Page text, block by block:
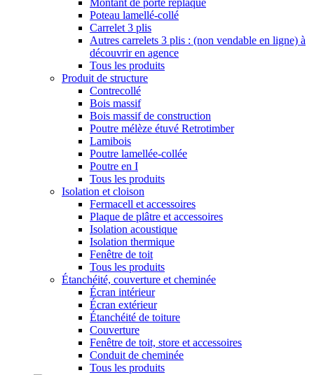
Montant de porte replaqué
Poteau lamellé-collé
Carrelet 3 plis
Autres carrelets 3 plis : (non vendable en ligne) à
découvrir en agence
Tous les produits
Produit de structure
Contrecollé
Bois massif
Bois massif de construction
Poutre mélèze étuvé Retrotimber
Lamibois
Poutre lamellée-collée
Poutre en I
Tous les produits
Isolation et cloison
Fermacell et accessoires
Plaque de plâtre et accessoires
Isolation acoustique
Isolation thermique
Fenêtre de toit
Tous les produits
Étanchéité, couverture et cheminée
Écran intérieur
Écran extérieur
Étanchéité de toiture
Couverture
Fenêtre de toit, store et accessoires
Conduit de cheminée
Tous les produits